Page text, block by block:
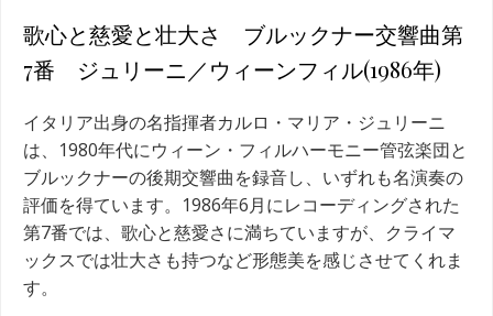
歌心と慈愛と壮大さ ブルックナー交響曲第
7番 ジュリーニ／ウィーンフィル(1986年)
イタリア出身の名指揮者カルロ・マリア・ジュリーニ
は、1980年代にウィーン・フィルハーモニー管弦楽団と
ブルックナーの後期交響曲を録音し、いずれも名演奏の
評価を得ています。1986年6月にレコーディングされた
第7番では、歌心と慈愛さに満ちていますが、クライマ
ックスでは壮大さも持つなど形態美を感じさせてくれま
す。